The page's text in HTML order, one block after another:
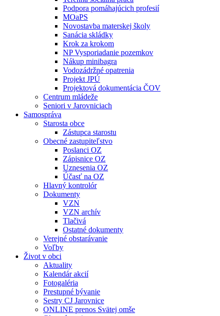
Podpora pomáhajúcich profesií
MOaPS
Novostavba materskej školy
Sanácia skládky
Krok za krokom
NP Vysporiadanie pozemkov
Nákup minibagra
Vodozádržné opatrenia
Projekt JPÚ
Projektová dokumentácia ČOV
Centrum mládeže
Seniori v Jarovniciach
Samospráva
Starosta obce
Zástupca starostu
Obecné zastupiteľstvo
Poslanci OZ
Zápisnice OZ
Uznesenia OZ
Účasť na OZ
Hlavný kontrolór
Dokumenty
VZN
VZN archív
Tlačivá
Ostatné dokumenty
Verejné obstarávanie
Voľby
Život v obci
Aktuality
Kalendár akcií
Fotogaléria
Prestupné bývanie
Sestry CJ Jarovnice
ONLINE prenos Svätej omše